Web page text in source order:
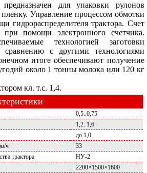
для упаковки рулонов
Управление процессом обмотки
гидрораспределителя трактора. Счет
при помощи электронного счетчика.
технологией заготовки
с другими технологиями
итоге обеспечивают получение
около 1 тонны молока или 120 кг
кл. т.с. 1,4.
0,5..0,75
1,2..1,6
до 1,0
ч
33
трактора
НУ-2
2200×1500×1600